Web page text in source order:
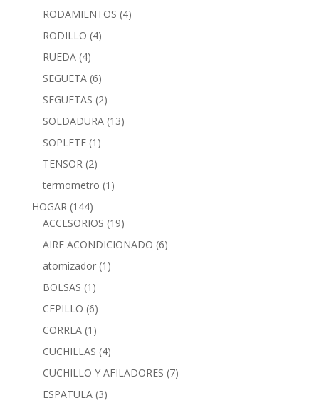
RODAMIENTOS (4)
RODILLO (4)
RUEDA (4)
SEGUETA (6)
SEGUETAS (2)
SOLDADURA (13)
SOPLETE (1)
TENSOR (2)
termometro (1)
HOGAR (144)
ACCESORIOS (19)
AIRE ACONDICIONADO (6)
atomizador (1)
BOLSAS (1)
CEPILLO (6)
CORREA (1)
CUCHILLAS (4)
CUCHILLO Y AFILADORES (7)
ESPATULA (3)